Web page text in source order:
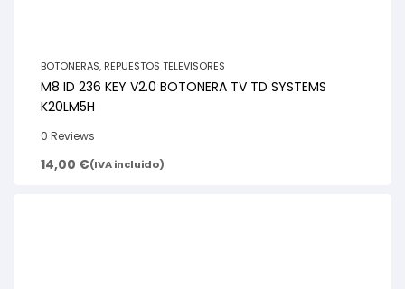
BOTONERAS, REPUESTOS TELEVISORES
M8 ID 236 KEY V2.0 BOTONERA TV TD SYSTEMS
K20LM5H
0 Reviews
14,00 €(IVA incluido)